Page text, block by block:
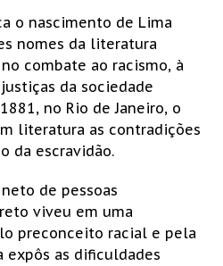
o nascimento de Lima
nomes da literatura
combate ao racismo, à
da sociedade
no Rio de Janeiro, o
literatura as contradições
da escravidão.
de pessoas
viveu em uma
preconceito racial e pela
expôs as dificuldades